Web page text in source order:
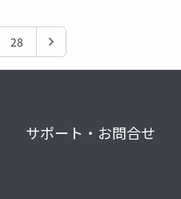
28
サポート・お問合せ